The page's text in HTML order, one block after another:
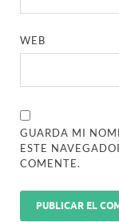
WEB
GUARDA MI
ESTE
COMENTE.